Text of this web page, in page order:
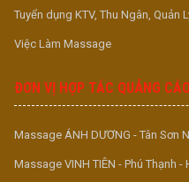
Tuyển dụng KTV, Thu Ngân, Quản
Việc Làm Massage
ĐƠN VỊ HỢP TÁC QUẢNG
Massage ÁNH DƯƠNG - Tân Sơn
Massage VINH TIÊN - Phú Thạnh -